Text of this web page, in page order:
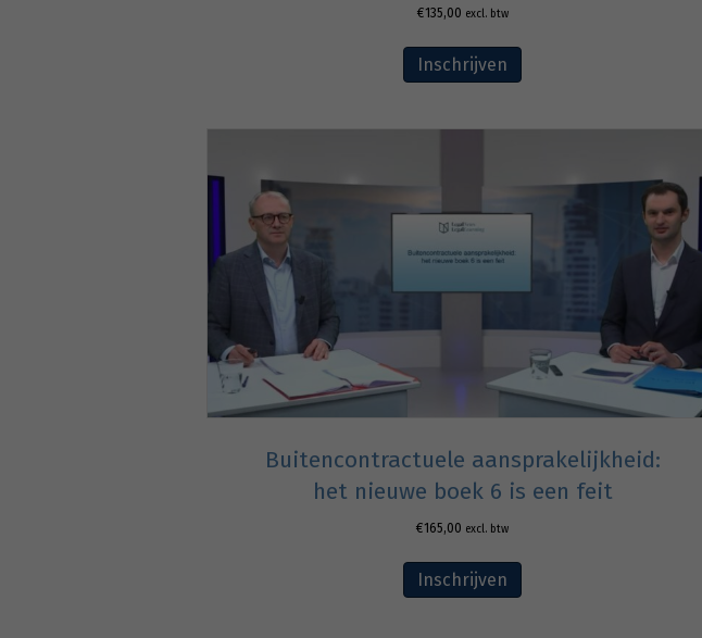
€135,00 excl. btw
Inschrijven
Buitencontractuele aansprakelijkheid:
het nieuwe boek 6 is een feit
€165,00 excl. btw
Inschrijven